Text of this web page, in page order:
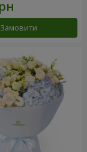
Замовити